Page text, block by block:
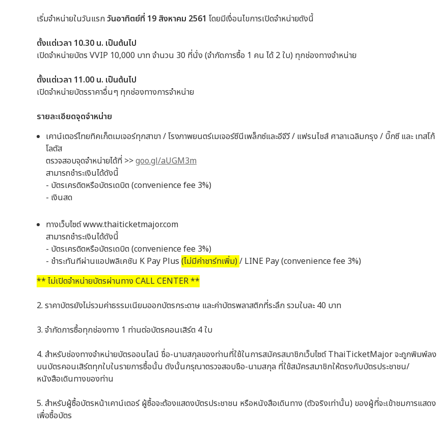
เริ่มจำหน่ายในวันแรก วันอาทิตย์ที่ 19 สิงหาคม 2561 โดยมีเงื่อนไขการเปิดจำหน่ายดังนี้
ตั้งแต่เวลา 10.30 น. เป็นต้นไป
เปิดจำหน่ายบัตร VVIP 10,000 บาท จำนวน 30 ที่นั่ง (จำกัดการซื้อ 1 คน ได้ 2 ใบ) ทุกช่องทางจำหน่าย
ตั้งแต่เวลา 11.00 น. เป็นต้นไป
เปิดจำหน่ายบัตรราคาอื่นๆ ทุกช่องทางการจำหน่าย
รายละเอียดจุดจำหน่าย
เคาน์เตอร์ไทยทิคเก็ตเมเจอร์ทุกสาขา / โรงภาพยนตร์เมเจอร์ซีนีเพล็กซ์และอีจีวี / แฟรนไชส์ ศาลาเฉลิมกรุง / บิ๊กซี และ เทสโก้
โลตัส
ตรวจสอบจุดจำหน่ายได้ที่ >>goo.gl/aUGM3m
สามารถชำระเงินได้ดังนี้
- บัตรเครดิตหรือบัตรเดบิต (convenience fee 3%)
- เงินสด
ทางเว็บไซต์ www.thaiticketmajor.com
สามารถชำระเงินได้ดังนี้
- บัตรเครดิตหรือบัตรเดบิต (convenience fee 3%)
- ชำระทันทีผ่านแอปพลิเคชัน K Pay Plus (ไม่มีค่าชาร์ทเพิ่ม) / LINE Pay (convenience fee 3%)
** ไม่เปิดจำหน่ายบัตรผ่านทาง CALL CENTER **
2. ราคาบัตรยังไม่รวมค่าธรรมเนียมออกบัตรกระดาษ และค่าบัตรพลาสติกที่ระลึก รวมใบละ 40 บาท
3. จำกัดการซื้อทุกช่องทาง 1 ท่านต่อบัตรคอนเสิร์ต 4 ใบ
4. สำหรับช่องทางจำหน่ายบัตรออนไลน์ ชื่อ-นามสกุลของท่านที่ใช้ในการสมัครสมาชิกเว็บไซต์ ThaiTicketMajor จะถูกพิมพ์ลง
บนบัตรคอนเสิร์ตทุกใบในรายการซื้อนั้น ดังนั้นกรุณาตรวจสอบชือ-นามสกุล ที่ใช้สมัครสมาชิกให้ตรงกับบัตรประชาชน/
หนังสือเดินทางของท่าน
5. สำหรับผู้ซื้อบัตรหน้าเคาน์เตอร์ ผู้ซื้อจะต้องแสดงบัตรประชาชน หรือหนังสือเดินทาง (ตัวจริงเท่านั้น) ของผู้ที่จะเข้าชมการแสดง
เพื่อซื้อบัตร